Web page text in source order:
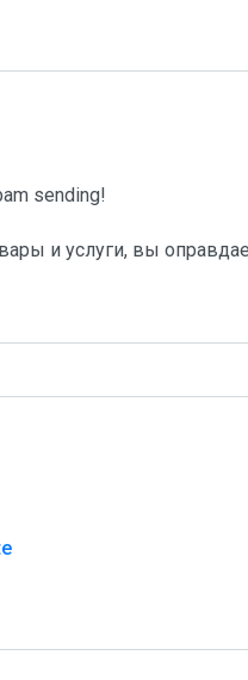
sending!
и услуги, вы